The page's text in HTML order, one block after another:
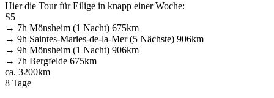
Hier die Tour für Eilige in knapp einer Woche:
S5
→ 7h Mönsheim (1 Nacht) 675km
→ 9h Saintes-Maries-de-la-Mer (5 Nächste) 906km
→ 9h Mönsheim (1 Nacht) 906km
→ 7h Bergfelde 675km
ca. 3200km
8 Tage